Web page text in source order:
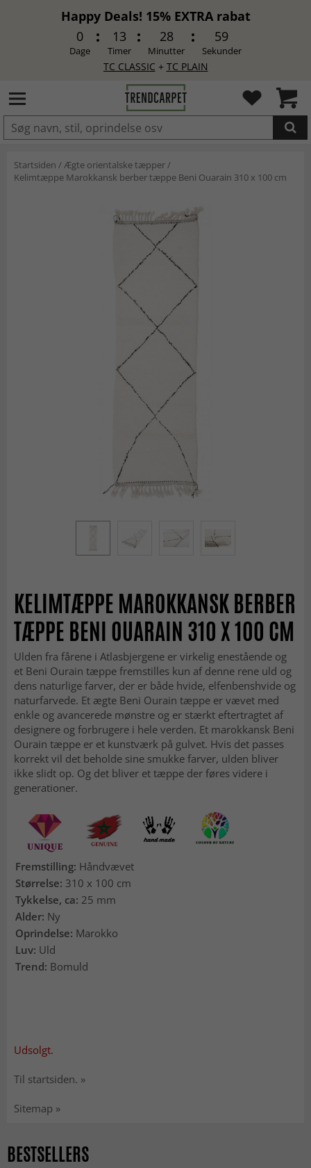
Happy Deals! 15% EXTRA rabat
0
Dage
13
Timer
28
Minutter
58
Sekunder
TC CLASSIC + TC PLAIN
LAGT I INDKØBSKURVEN.
Startsiden /Ægte orientalske tæpper/
Kelimtæppe Marokkansk berber tæppe Beni Ouarain 310 x 100 cm
KELIMTÆPPE MAROKKANSK BERBER
TÆPPE BENI OUARAIN 310 X 100 CM
Ulden fra fårene i Atlasbjergene er virkelig enestående og
et Beni Ourain tæppe fremstilles kun af denne rene uld og
dens naturlige farver, der er både hvide, elfenbenshvide og
naturfarvede. Et ægte Beni Ourain tæppe er vævet med
enkle og avancerede mønstre og er stærkt eftertragtet af
designere og forbrugere i hele verden. Et marokkansk Beni
Ourain tæppe er et kunstværk på gulvet. Hvis det passes
korrekt vil det beholde sine smukke farver, ulden bliver
ikke slidt op. Og det bliver et tæppe der føres videre i
generationer.
Fremstilling: Håndvævet
Størrelse: 310 x 100 cm
Tykkelse, ca: 25 mm
Alder: Ny
Oprindelse: Marokko
Luv: Uld
Trend: Bomuld
Udsolgt.
Til startsiden. »
Sitemap »
BESTSELLERS